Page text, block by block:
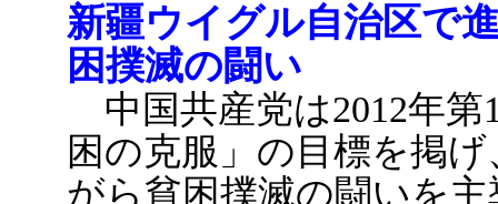
新疆ウイグル自治区で
困撲滅の闘い
中国共産党は2012年第
困の克服」の目標を掲
がら貧困撲滅の闘いを